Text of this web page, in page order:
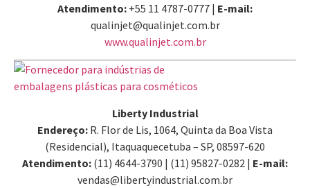
Atendimento: +55 11 4787-0777 | E-mail:
qualinjet@qualinjet.com.br
www.qualinjet.com.br
Liberty Industrial
Endereço: R. Flor de Lis, 1064, Quinta da Boa Vista
(Residencial), Itaquaquecetuba – SP, 08597-620
Atendimento: (11) 4644-3790 | (11) 95827-0282 | E-mail:
vendas@libertyindustrial.com.br